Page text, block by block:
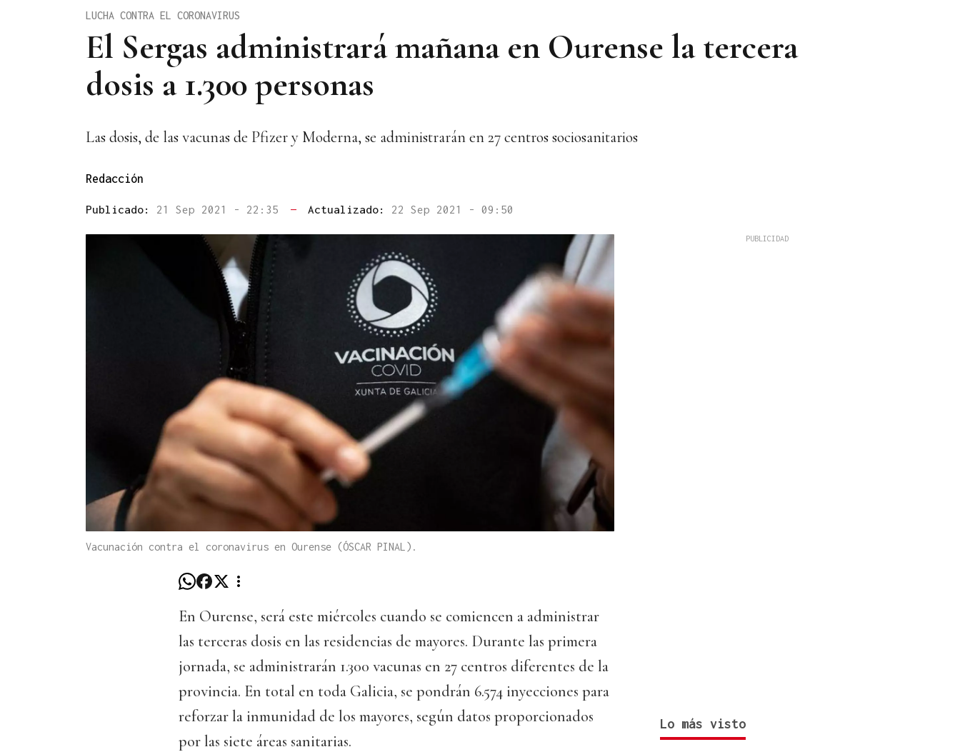
El Sergas administrará mañana en Ourense la tercera
dosis a 1.300 personas
LUCHA CONTRA EL CORONAVIRUS
Las dosis, de las vacunas de Pfizer y Moderna, se administrarán en 27 centros sociosanitarios
Redacción
Publicado: 21 Sep 2021 - 22:35 — Actualizado: 22 Sep 2021 - 09:50
Vacunación contra el coronavirus en Ourense (ÓSCAR PINAL).
En Ourense, será este miércoles cuando se comiencen a administrar
las terceras dosis en las residencias de mayores. Durante las primera
jornada, se administrarán 1.300 vacunas en 27 centros diferentes de la
provincia. En total en toda Galicia, se pondrán 6.574 inyecciones para
reforzar la inmunidad de los mayores, según datos proporcionados
por las siete áreas sanitarias.
Lo más visto